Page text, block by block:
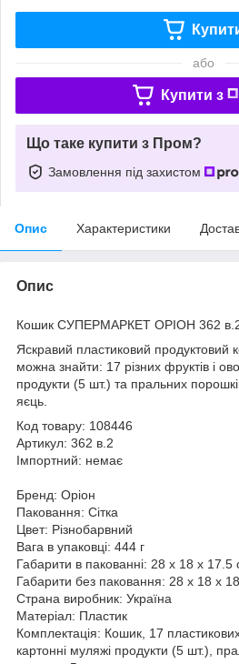
або
Купити з
Що таке купити з Пром?
Замовлення під захистом
Опис Характеристики
Опис
Кошик СУПЕРМАРКЕТ ОРІОН 362
Яскравий пластиковий продуктовий
можна знайти: 17 різних фруктів і
продукти (5 шт.) та пральних
яєць.
Код товару: 108446
Артикул: 362 в.2
Імпортний: немає
Бренд: Оріон
Паковання: Сітка
Цвет: Різнобарвний
Вага в упаковці: 444 г
Габарити в пакованні: 28 x 18 x 17.5
Габарити без паковання: 28 x 18 x
Страна виробник: Україна
Матеріал: Пластик
Комплектація: Кошик, 17 пластикових
картонні муляжі продукти (5 шт.),